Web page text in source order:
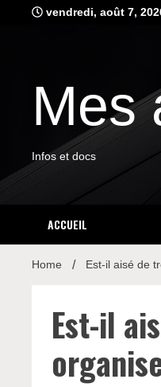
vendredi, août 7,
Mes
Infos et docs
ACCUEIL
Home Est-il aisé de
Est-il